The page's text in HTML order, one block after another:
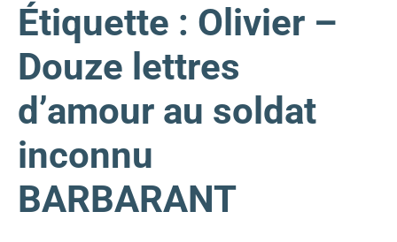
Étiquette : Olivier –
Douze lettres
d’amour au soldat
inconnu
BARBARANT